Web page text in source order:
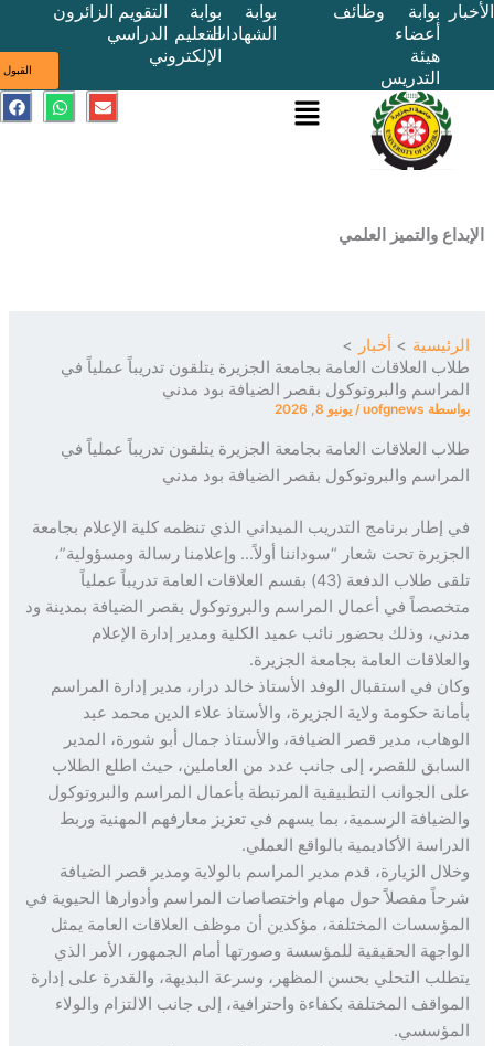
بوابة
التدريس
وظائف
الشهادات
بوابة
التعليم
الإلكتروني
التقويم
الدراسي
الزائرون
والتميز العلمي
القائمة E
W
h
F
a
أخبار
العلاقات العامة بجامعة الجزيرة يتلقون تدريباً عملياً في
والبروتوكول بقصر الضيافة بود مدني
uofgnews
/يونيو 8, 2026
العلاقات العامة بجامعة الجزيرة يتلقون تدريباً عملياً في
والبروتوكول بقصر الضيافة بود مدني
برنامج التدريب الميداني الذي تنظمه كلية الإعلام بجامعة
تحت شعار “سوداننا أولاً… وإعلامنا رسالة ومسؤولية”،
تلقى طلاب الدفعة (43) بقسم العلاقات العامة تدريباً عملياً
في أعمال المراسم والبروتوكول بقصر الضيافة بمدينة ود
وذلك بحضور نائب عميد الكلية ومدير إدارة الإعلام
العامة بجامعة الجزيرة.
في استقبال الوفد الأستاذ خالد درار، مدير إدارة المراسم
حكومة ولاية الجزيرة، والأستاذ علاء الدين محمد عبد
مدير قصر الضيافة، والأستاذ جمال أبو شورة، المدير
للقصر، إلى جانب عدد من العاملين، حيث اطلع الطلاب
الجوانب التطبيقية المرتبطة بأعمال المراسم والبروتوكول
الرسمية، بما يسهم في تعزيز معارفهم المهنية وربط
الأكاديمية بالواقع العملي.
الزيارة، قدم مدير المراسم بالولاية ومدير قصر الضيافة
مفصلاً حول مهام واختصاصات المراسم وأدوارها الحيوية في
المختلفة، مؤكدين أن موظف العلاقات العامة يمثل
الحقيقية للمؤسسة وصورتها أمام الجمهور، الأمر الذي
التحلي بحسن المظهر، وسرعة البديهة، والقدرة على إدارة
المختلفة بكفاءة واحترافية، إلى جانب الالتزام والولاء